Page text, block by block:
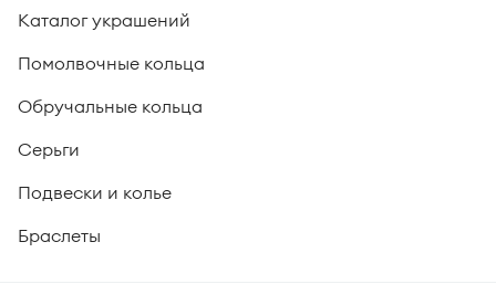
Каталог украшений
Помолвочные кольца
Обручальные кольца
Серьги
Подвески и колье
Браслеты